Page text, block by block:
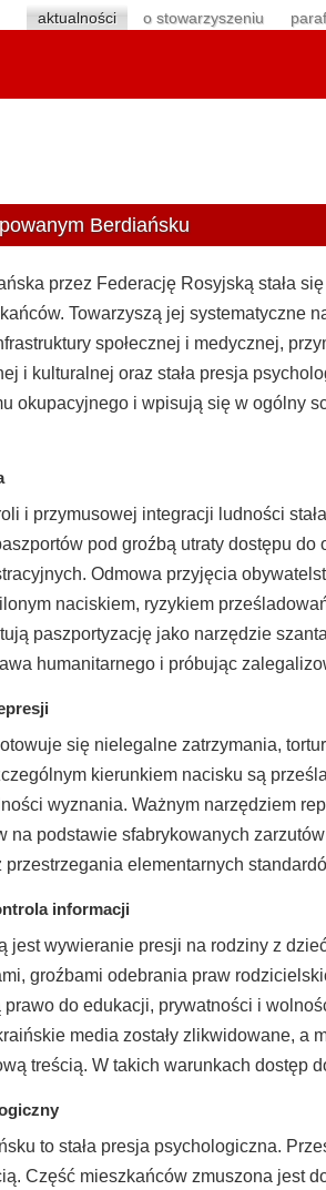
aktualności o stowarzyszeniu
Berdiańsku
przez Federację Rosyjską stała
Towarzyszą jej systematyczne
społecznej i medycznej,
i kulturalnej oraz stała presja
okupacyjnego i wpisują się w ogólny
i przymusowej integracji ludności
pod groźbą utraty dostępu
Odmowa przyjęcia
naciskiem, ryzykiem
paszportyzację jako narzędzie
humanitarnego i próbując
się nielegalne zatrzymania,
kierunkiem nacisku są
wyznania. Ważnym narzędziem
podstawie sfabrykowanych
elementarnych
informacji
jest wywieranie presji na rodziny z
groźbami odebrania praw
do edukacji, prywatności i
media zostały zlikwidowane, a
treścią. W takich warunkach dostęp
to stała presja psychologiczna.
Część mieszkańców zmuszona jest